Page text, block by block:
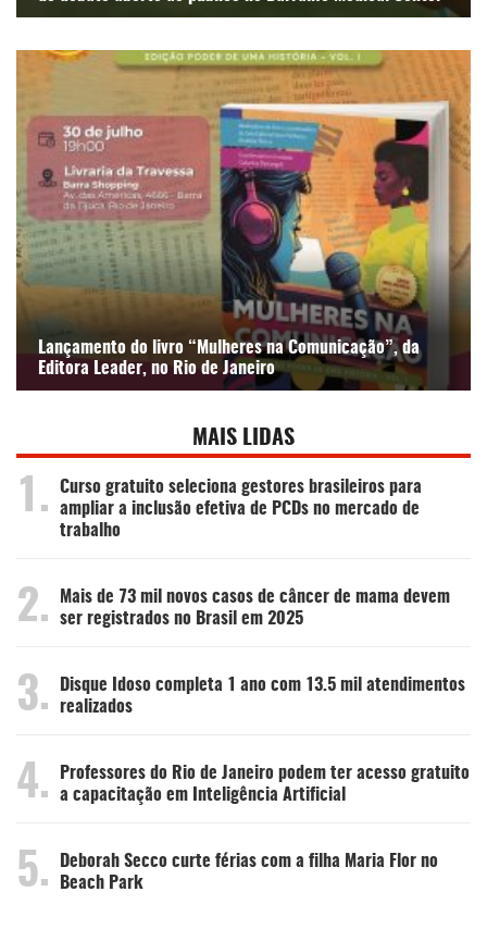
Lançamento do livro “Mulheres na Comunicação”, da
Editora Leader, no Rio de Janeiro
MAIS LIDAS
1.
Curso gratuito seleciona gestores brasileiros para
ampliar a inclusão efetiva de PCDs no mercado de
trabalho
2.
Mais de 73 mil novos casos de câncer de mama devem
ser registrados no Brasil em 2025
3.
Disque Idoso completa 1 ano com 13.5 mil atendimentos
realizados
4.
Professores do Rio de Janeiro podem ter acesso gratuito
a capacitação em Inteligência Artificial
5.
Deborah Secco curte férias com a filha Maria Flor no
Beach Park